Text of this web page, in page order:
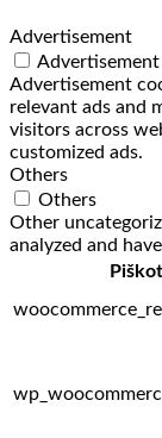
Advertisement
Advertisement
Advertisement
relevant ads and
visitors across
customized ads.
Others
Others
Other
analyzed and